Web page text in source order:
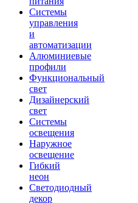
Системы
управления
и
автоматизации
Алюминиевые
профили
Функциональный
свет
Дизайнерский
свет
Системы
освещения
Наружное
освещение
Гибкий
неон
Светодиодный
декор